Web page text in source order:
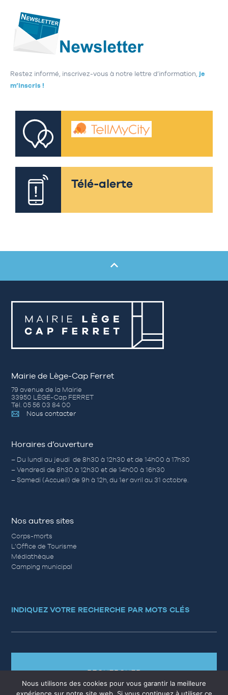
Restez informé, inscrivez-vous à notre lettre d’information, je
m’inscris !
Télé-alerte
Mairie de Lège-Cap Ferret
79 avenue de la Mairie
33950 LÈGE-Cap FERRET
Tél. 05 56 03 84 00
Nous contacter
Horaires d’ouverture
– Du lundi au jeudi de 8h30 à 12h30 et de 14h00 à 17h30
– Vendredi de 8h30 à 12h30 et de 14h00 à 16h30
– Samedi (Accueil) de 9h à 12h, du 1er avril au 31 octobre.
Nos autres sites
Corps-morts
L’Office de Tourisme
Médiathèque
Camping municipal
INDIQUEZ VOTRE RECHERCHE PAR MOTS CLÉS
RECHERCHER
Nous utilisons des cookies pour vous garantir la meilleure